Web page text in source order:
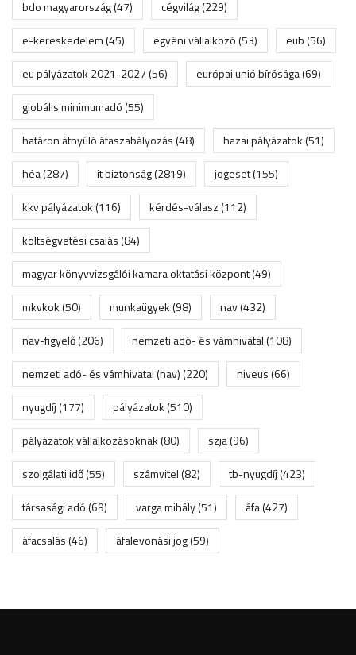
bdo magyarország(47) cégvilág(229)
e-kereskedelem(45) egyéni vállalkozó(53) eub(56)
eu pályázatok 2021-2027(56) európai unió bírósága(69)
globális minimumadó(55)
határon átnyúló áfaszabályozás(48) hazai pályázatok(51)
héa(287) it biztonság(2819) jogeset(155)
kkv pályázatok(116) kérdés-válasz(112)
költségvetési csalás(84)
magyar könyvvizsgálói kamara oktatási központ(49)
mkvkok(50) munkaügyek(98) nav(432)
nav-figyelő(206) nemzeti adó- és vámhivatal(108)
nemzeti adó- és vámhivatal (nav)(220) niveus(66)
nyugdíj(177) pályázatok(510)
pályázatok vállalkozásoknak(80) szja(96)
szolgálati idő(55) számvitel(82) tb-nyugdíj(423)
társasági adó(69) varga mihály(51) áfa(427)
áfacsalás(46) áfalevonási jog(59)